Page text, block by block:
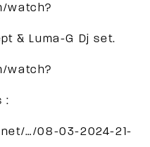
watch?
& Luma-G Dj set.
watch?
:
…/08-03-2024-21-